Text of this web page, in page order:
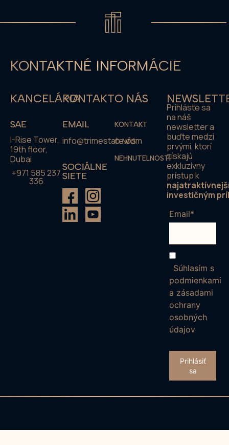
KONTAKTNÉ INFORMÁCIE
KANCELÁRIA
SAE
I-Rise Tower,
19th floor,
Dubai
+971 585 237
336
KONTAKT
EMAIL
info@trimestate.com
SOCIÁLNE
SIETE
O NÁS
KONTAKT
O NÁS
NEHNUTELNOSTI
Prihláste sa
na náš
newsletter a
buďte medzi
prvými, ktorí
získajú
exkluzívny
prístup k
investičným
Email*
Súhlasím s
podmienkami
a zásadami
ochrany
osobných
údajov